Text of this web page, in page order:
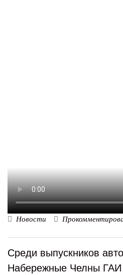
Новости
Среди выпускников
Набережные Челны ГАИ